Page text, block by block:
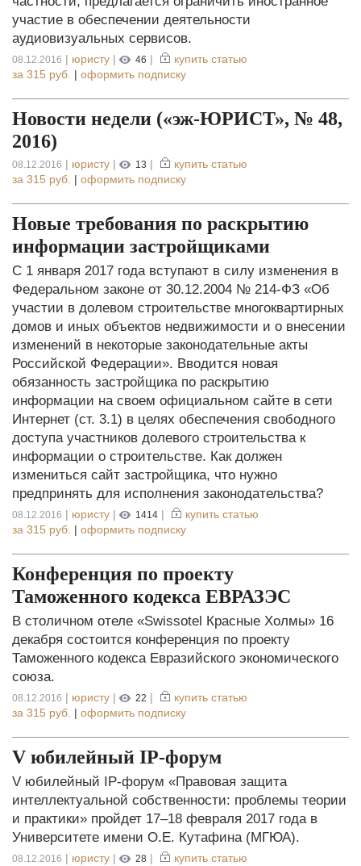
участие в обеспечении деятельности
аудиовизуальных сервисов.
08.12.2016 | юристу | 46 |
купить статью
за 315 руб. | оформить подписку
Новости недели («эж-ЮРИСТ», № 48,
2016)
08.12.2016 | юристу | 13 |
купить статью
за 315 руб. | оформить подписку
Новые требования по раскрытию
информации застройщиками
С 1 января 2017 года вступают в силу изменения в
Федеральном законе от 30.12.2004 № 214-ФЗ «Об
участии в долевом строительстве многоквартирных
домов и иных объектов недвижимости и о внесении
изменений в некоторые законодательные акты
Российской Федерации». Вводится новая
обязанность застройщика по раскрытию
информации на своем официальном сайте в сети
Интернет (ст. 3.1) в целях обеспечения свободного
доступа участников долевого строительства к
информации о строительстве. Как должен
измениться сайт застройщика, что нужно
предпринять для исполнения законодательства?
08.12.2016 | юристу | 1414 |
купить статью
за 315 руб. | оформить подписку
Конференция по проекту
Таможенного кодекса ЕВРАЗЭС
В столичном отеле «Swissotel Красные Холмы» 16
декабря состоится конференция по проекту
Таможенного кодекса Евразийского экономического
союза.
08.12.2016 | юристу | 22 |
купить статью
за 315 руб. | оформить подписку
V юбилейный IP-форум
V юбилейный IP-форум «Правовая защита
интеллектуальной собственности: проблемы теории
и практики» пройдет 17–18 февраля 2017 года в
Университете имени О.Е. Кутафина (МГЮА).
08.12.2016 | юристу | 28 |
купить статью